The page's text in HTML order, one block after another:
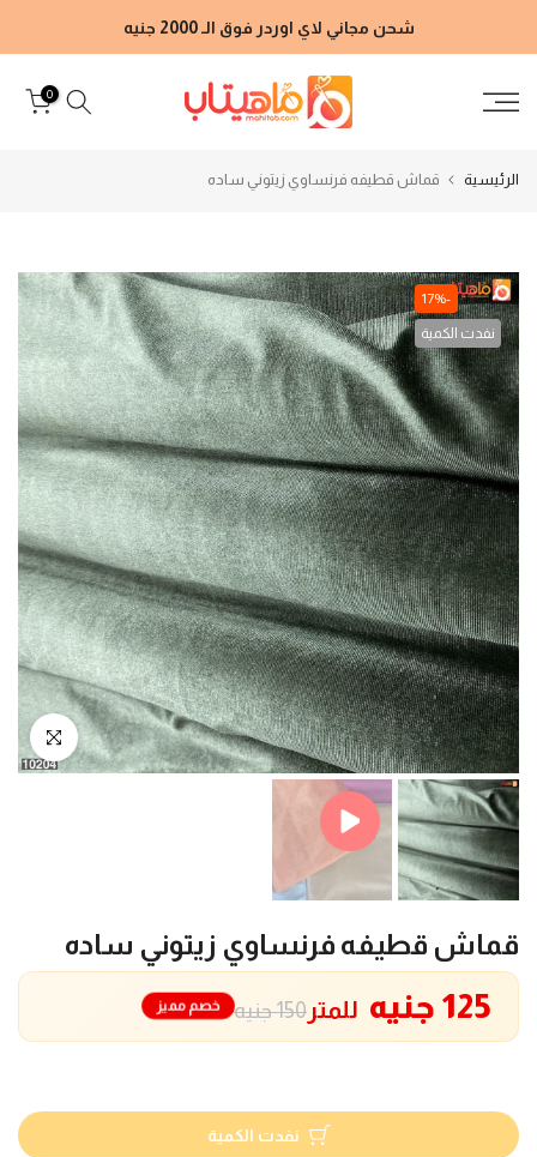
إلى
شحن مجاني لاي اوردر فوق الـ 2000 جنيه
0
الرئيسية قماش قطيفه فرنساوي زيتوني ساده
Play
-17%
نفدت الكمية
انقر للتكبير
قماش قطيفه فرنساوي زيتوني ساده
150 جنيه 125 جنيه للمتر خصم مميز
نفدت الكمية